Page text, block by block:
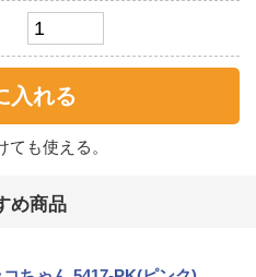
も使える。
め商品